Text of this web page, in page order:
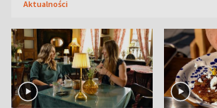
Aktualności